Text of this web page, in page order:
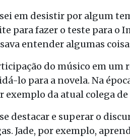
em desistir por algum
para fazer o teste para o
entender algumas
do músico em um
lo para a novela. Na
exemplo da atual colega de
destacar e superar o
Jade, por exemplo,